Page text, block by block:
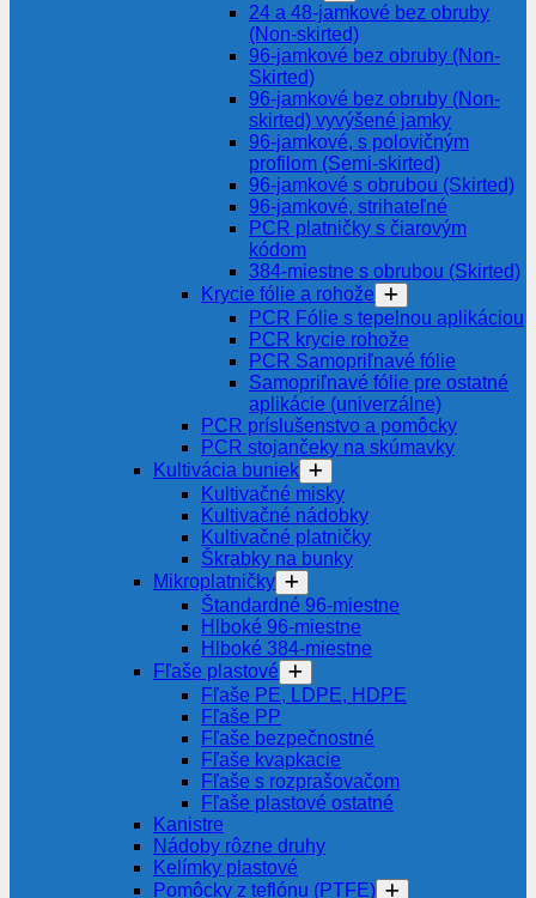
24 a 48-jamkové bez obruby
(Non-skirted)
96-jamkové bez obruby (Non-
Skirted)
96-jamkové bez obruby (Non-
skirted) vyvýšené jamky
96-jamkové, s polovičným
profilom (Semi-skirted)
96-jamkové s obrubou (Skirted)
96-jamkové, strihateľné
PCR platničky s čiarovým
kódom
384-miestne s obrubou (Skirted)
Krycie fólie a rohože
PCR Fólie s tepelnou aplikáciou
PCR krycie rohože
PCR Samopriľnavé fólie
Samopriľnavé fólie pre ostatné
aplikácie (univerzálne)
PCR príslušenstvo a pomôcky
PCR stojančeky na skúmavky
Kultivácia buniek
Kultivačné misky
Kultivačné nádobky
Kultivačné platničky
Škrabky na bunky
Mikroplatničky
Štandardné 96-miestne
Hlboké 96-miestne
Hlboké 384-miestne
Fľaše plastové
Fľaše PE, LDPE, HDPE
Fľaše PP
Fľaše bezpečnostné
Fľaše kvapkacie
Fľaše s rozprašovačom
Fľaše plastové ostatné
Kanistre
Nádoby rôzne druhy
Kelímky plastové
Pomôcky z teflónu (PTFE)